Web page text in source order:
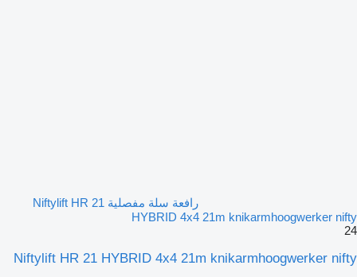
رافعة سلة مفصلية Niftylift HR 21
HYBRID 4x4 21m knikarmhoogwerker nifty
24
Niftylift HR 21 HYBRID 4x4 21m knikarmhoogwerker nifty